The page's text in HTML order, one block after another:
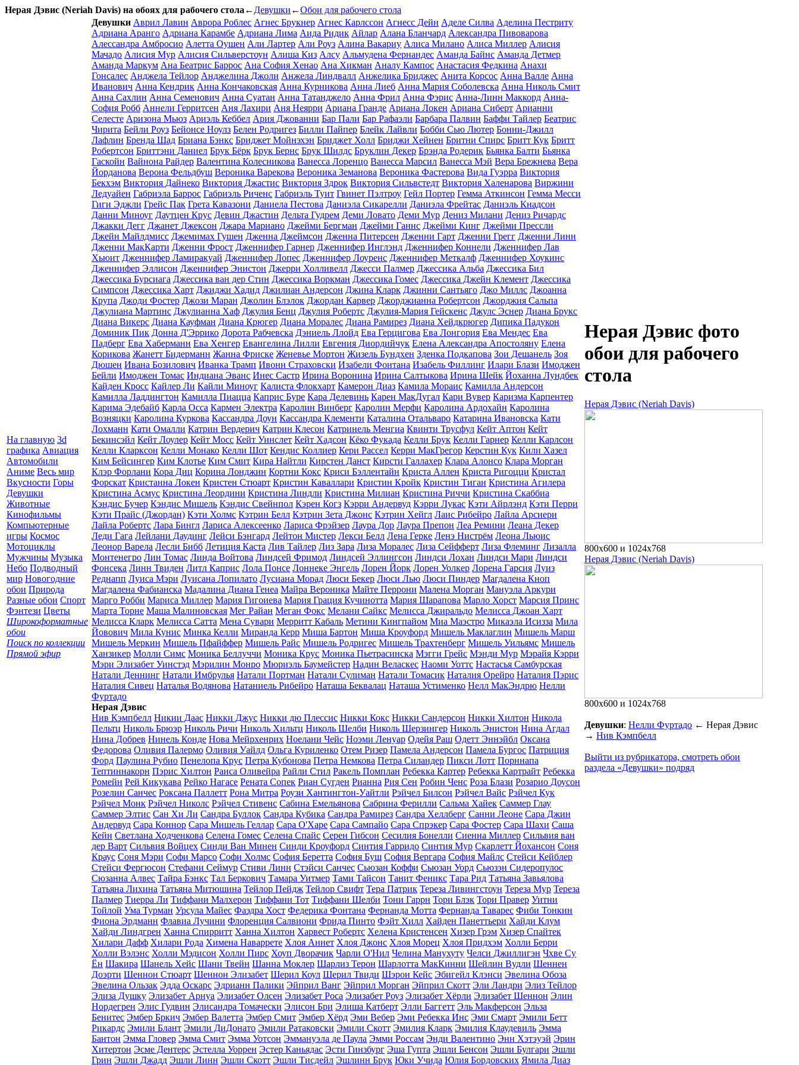
Нерая Дэвис (Neriah Davis) на обоях для рабочего стола ← Девушки ←Обои для рабочего стола
На главную 3d
графика Авиация
Автомобили
Аниме Весь мир
Вкусности Горы
Девушки
Животные
Кинофильмы
Компьютерные
игры Космос
Мотоциклы
Мужчины Музыка
Небо Подводный
мир Новогодние
обои Природа
Разные обои Спорт
Фэнтези Цветы
Широкоформатные
обои
Поиск по коллекции
Прямой эфир
Девушки Аврил Лавин Аврора Роблес Агнес Брукнер Агнес Карлссон Агнесс Дейн Аделе Силва Аделина Пестриту
Адриана Аранго Адриана Карамбе Адриана Лима Аида Ридик Айлар Алана Бланчард Александра Пивоварова
Алессандра Амбросио Алетта Оушен Али Лартер Али Роуз Алина Вакариу Алиса Милано Алиса Миллер Алисия
Мачадо Алисия Мур Алисия Сильверстоун Алиша Киз Алсу Альмудена Фернандес Аманда Байнс Аманда Детмер
Аманда Маркум Ана Беатрис Баррос Ана София Хенао Ана Хикман Аналу Кампос Анастасия Федкина Анахи
Гонсалес Анджела Тейлор Анджелина Джоли Анжела Линдвалл Анжелика Бриджес Анита Корсос Анна Валле Анна
Иванович Анна Кендрик Анна Кончаковская Анна Курникова Анна Лиеб Анна Мария Соболевска Анна Николь Смит
Анна Сахлин Анна Семенович Анна Суатан Анна Татанджело Анна Фрил Анна Фэрис Анна-Линн Маккорд Анна-
София Робб Аннели Герритсен Аня Лахири Аня Неярри Ариана Гранде Ариана Локен Ариана Сиберт Арианни
Селесте Аризона Мьюз Ариэль Кеббел Ария Джованни Бар Пали Бар Рафаэли Барбара Палвин Баффи Тайлер Беатрис
Чирита Бейли Роуз Бейонсе Ноулз Белен Родригез Билли Пайпер Блейк Лайвли Бобби Сью Лютер Бонни-Джилл
Лафлин Бренда Шад Бриана Бэнкс Бриджет Мойнэхэн Бриджет Холл Бриджи Хейнен Бритни Спирс Бритт Кук Бритт
Робертсон Бриттэни Даниел Брук Бёрк Брук Бернс Брук Шилдс Бруклин Декер Брэнда Родерик Бьянка Балти Бьянка
Гаскойн Вайнона Райдер Валентина Колесникова Ванесса Лоренцо Ванесса Марсил Ванесса Мэй Вера Брежнева Вера
Йорданова Верона Фельдбуш Вероника Варекова Вероника Земанова Вероника Фастерова Вида Гуэрра Виктория
Бекхэм Виктория Дайнеко Виктория Джастис Виктория Здрок Виктория Сильвстедт Виктория Халенарова Виржини
Ледуайен Габриэла Баррос Габриэль Риченс Габриэль Туит Гвинет Пэлтроу Гейл Портер Гемма Аткинсон Гемма Месси
Гиги Эджли Грейс Пак Грета Кавазони Даниела Пестова Даниэла Сикарелли Даниэла Фрейтас Даниэль Кнадсон
Данни Миноуг Даутцен Крус Девин Джастин Дельта Гудрем Деми Ловато Деми Мур Дениз Милани Дениз Ричардс
Джакки Дегг Джанет Джексон Джара Мариано Джейми Бергман Джейми Ганнс Джейми Кинг Джейми Прессли
Джейн Майлдмисс Джемимах Гушен Дженна Джеймсон Дженна Питерсен Дженни Гарт Дженни Грегг Дженни Линн
Дженни МакКарти Дженни Фрост Дженнифер Гарнер Дженнифер Инглэнд Дженнифер Коннели Дженнифер Лав
Хьюит Дженнифер Ламиракуай Дженнифер Лопес Дженнифер Лоуренс Дженнифер Меткалф Дженнифер Хоукинс
Дженнифер Эллисон Дженнифер Энистон Джерри Холливелл Джесси Палмер Джессика Альба Джессика Бил
Джессика Бурсиага Джессика ван дер Стин Джессика Воркман Джессика Гомес Джессика Джейн Клемент Джессика
Симпсон Джессика Харт Джиджи Хадид Джилиан Андерсон Джина Кларк Джинни Сантьяго Джо Миллс Джоанна
Крупа Джоди Фостер Джози Маран Джолин Блэлок Джордан Карвер Джорджианна Робертсон Джорджия Сальпа
Джулиана Мартинс Джулианна Хаф Джулия Бенц Джулия Робертс Джулия-Мария Гейскенс Джулс Эснер Диана Брукс
Диана Викерс Диана Кауфман Диана Крюгер Диана Моралес Диана Рамирез Диана Хейдкрюгер Дипика Падукон
Доминик Пик Донна Д'Эррико Дорота Рабчевска Дэниель Ллойд Ева Герцигова Ева Лонгория Ева Мендес Ева
Падберг Ева Хаберманн Ева Хенгер Евангелина Лилли Евгения Диордийчук Елена Александра Апостоляну Елена
Корикова Жанетт Бидерманн Жанна Фриске Женевье Мортон Жизель Бундхен Зденка Подкапова Зои Дешанель Зоя
Дюшен Ивана Бозилович Иванка Трамп Ивонн Страховски Изабели Фонтана Изабель Филлинг Илари Блази Имоджен
Бейли Имоджен Томас Индиана Эванс Инес Састр Ирина Воронина Ирина Салтыкова Ирина Шейк Йоханна Лундбек
Кайден Кросс Кайлер Ли Кайли Миноуг Калиста Флокхарт Камерон Диаз Камила Мораис Камилла Андерсон
Камилла Ладдингтон Камилла Пиацца Каприс Буре Кара Делевинь Карен МакДугал Кари Вувер Каризма Карпентер
Карима Эдебайб Карла Осса Кармен Электра Каролин Винберг Каролин Мерфи Каролина Ардохайн Каролина
Возняцки Каролина Куркова Кассандра Доун Кассандра Клементи Каталина Отальваро Катарина Ивановска Кати
Лохманн Кати Омалли Катрин Вердерич Катрин Клесон Катринель Менгиа Квинти Трусфул Кейт Аптон Кейт
Бекинсэйл Кейт Лоулер Кейт Мосс Кейт Уинслет Кейт Хадсон Кёко Фукада Келли Брук Келли Гарнер Келли Карлсон
Келли Кларксон Келли Монако Келли Шот Кендис Коллиер Кери Рассел Керри МакГрегор Керстин Кук Кили Хазел
Ким Бейсингер Ким Клотье Ким Смит Кира Найтли Кирстен Данст Кирсти Галлахер Клара Алонсо Клара Морган
Клэр Форлани Кора Диц Корина Лонджин Кортни Кокс Криси Бэллентайн Криста Аллен Криста Ригоцци Кристал
Форскат Кристанна Локен Кристен Стюарт Кристин Каваллари Кристин Кройк Кристин Тиган Кристина Агилера
Кристина Асмус Кристина Леордини Кристина Линдли Кристина Милиан Кристина Риччи Кристина Скаббиа
Кэндис Бучер Кэндис Мишель Кэндис Свейнпол Кэрен Когз Кэрри Андервуд Кэрри Лукас Кэти Айрлэнд Кэти Перри
Кэти Прайс (Джордан) Кэти Холмс Кэтрин Белл Кэтрин Зета Джонс Кэтрин Хейгл Лаис Рибейро Лайла Арсиери
Лайла Робертс Лара Бингл Лариса Алексеенко Лариса Фрэйзер Лаура Дор Лаура Препон Леа Ремини Леана Декер
Леди Гага Лейлани Даудинг Лейси Бэнгард Лейтон Мистер Лекси Белл Лена Герке Ленэ Нистрём Леона Льюис
Леонор Варела Лесли Бибб Летиция Каста Лив Тайлер Лиз Зара Лиза Моралес Лиза Сейфферт Лиза Флеминг Лизалла
Монтенегро Лин Томас Линда Войтова Линдсей Фримод Линдсей Эллингсон Линдси Лохан Линдси Мари Линдси
Фонсека Линн Твиден Литл Каприс Лола Понсе Лоннеке Энгель Лорен Йорк Лорен Уолкер Лорена Гарсия Луиз
Реднапп Луиса Мэри Луисана Лопилато Лусиана Морад Люси Бекер Люси Лью Люси Пиндер Магдалена Кноп
Магдалена Фабианска Мадалина Диана Генеа Майра Вероника Майте Перрони Малена Морган Мануэла Аркури
Марго Робби Мариса Миллер Мария Гигоиева Мария Грация Кучинотта Мария Шарапова Марло Хорст Марсия Принс
Марта Торне Маша Малиновская Мег Райан Меган Фокс Мелани Сайкс Мелисса Джиральдо Мелисса Джоан Харт
Мелисса Кларк Мелисса Сатта Мена Сувари Мерритт Кабаль Метини Кингпайом Миа Маэстро Микаэла Исизза Мила
Йовович Мила Кунис Минка Келли Миранда Керр Миша Бартон Миша Кроуфорд Мишель Маклаглин Мишель Марш
Мишель Меркин Мишель Пфайффер Мишель Райс Мишель Родригес Мишель Трахтенберг Мишель Уильямс Мишель
Ханзикер Молли Симс Моника Беллуччи Моника Крус Моника Пьетрасинска Мэгги Грейс Мэнди Мур Мэрайя Кэрри
Мэри Элизабет Уинстэд Мэрилин Монро Мюриэль Баумейстер Надин Веласкес Наоми Уоттс Настасья Самбурская
Натали Деннинг Натали Имбрулья Натали Портман Натали Сулиман Натали Томасик Наталия Орейро Наталия Пэрис
Наталия Сивец Наталья Водянова Натаниель Рибейро Наташа Беквалац Наташа Устименко Нелл МакЭндрю Нелли
Фуртадо
Нерая Дэвис
Нив Кэмпбелл Никии Даас Никки Джус Никки дю Плессис Никки Кокс Никки Сандерсон Никки Хилтон Никола
Пельтц Николь Брюэр Николь Ричи Николь Хильтц Николь Шелби Николь Шерзингер Николь Энистон Нина Агдал
Нина Добрев Нинель Конде Нова Мейрхенрих Ноелани Чейс Ноэми Ленуар Одейя Раш Одетт Эннэйбл Оксана
Федорова Оливия Палермо Оливия Уайлд Ольга Куриленко Отем Ризер Памела Андерсон Памела Бургос Патриция
Форд Паулина Рубио Пенелопа Крус Петра Кубонова Петра Немкова Петра Силандер Пикси Лотт Порннапа
Тептиннакорн Пэрис Хилтон Раиса Оливейра Райли Стил Ракель Помплан Ребекка Картер Ребекка Картрайт Ребекка
Ромейн Рей Кикукава Рейко Нагасе Рената Сопек Риан Сугден Рианна Рия Сен Робин Ченс Роза Блази Розарио Доусон
Розелин Санчес Роксана Паллетт Рона Митра Роузи Хантингтон-Уайтли Рэйчел Билсон Рэйчел Вайс Рэйчел Кук
Рэйчел Монк Рэйчел Николс Рэйчел Стивенс Сабина Емельянова Сабрина Ферилли Сальма Хайек Саммер Глау
Саммер Элтис Сан Хи Ли Сандра Буллок Сандра Кубика Сандра Рамирез Сандра Хеллберг Санни Леоне Сара Джин
Андервуд Сара Коннор Сара Мишель Геллар Сара О'Харе Сара Сампайо Сара Спрэкер Сара Фостер Сара Шахи Саша
Кейн Светлана Ходченкова Селена Гомес Селена Спайс Серен Гибсон Сесилия Бонелли Сиенна Миллер Сильвия ван
дер Варт Сильвия Войцех Синди Ван Минен Синди Кроуфорд Синтия Гарридо Синтия Мур Скарлетт Йохансон Соня
Краус Соня Мэри Софи Марсо Софи Холмс София Беретта София Буш София Вергара София Майлс Стейси Кейблер
Стейси Фергюсон Стефани Сеймур Стиви Линн Стэйси Санчес Сьюзан Коффи Сьюзан Уорд Сьюзэн Сидеропулос
Сюзанна Алвес Тайра Бэнкс Тал Беркович Тамара Уитмер Тами Тайсон Танит Феникс Тара Рид Татьяна Завьялова
Татьяна Лихина Татьяна Митюшина Тейлор Пейдж Тейлор Свифт Тера Патрик Тереза Ливингстоун Тереза Мур Тереза
Палмер Тиерра Ли Тиффани Малхерон Тиффани Тот Тиффани Шелби Тони Гаррн Тори Блэк Тори Правер Уитни
Тойлой Ума Турман Урсула Майес Фаэдра Хост Федерика Фонтана Фернанда Мотта Фернанда Таварес Фиби Тонкин
Фиона Эрдманн Флавиа Лучини Флоренция Салвиони Фрида Пинто Фэйт Хилл Хайден Панеттьери Хайди Клум
Хайди Линдгрен Ханна Спирритт Ханна Хилтон Харвест Робертс Хелена Кристенсен Хизер Грэм Хизер Спайтек
Хилари Дафф Хилари Рода Химена Наваррете Хлоя Аннет Хлоя Джонс Хлоя Морец Хлоя Придхэм Холли Берри
Холли Вэлэнс Холли Мэдисон Холли Пирс Хоуп Дворачик Чарли O'Нил Челина Манухуту Челси Джиллигэн Чхве Су
Ён Шакира Шанель Хейс Шани Твейн Шанна Моклер Шарлиз Терон Шарлотта МакКинни Шейлин Вудли Шеннен
Доэрти Шеннон Стюарт Шеннон Элизабет Шерил Коул Шерил Твиди Шэрон Кейс Эбигейл Клэнси Эвелина Обоза
Эвелина Ользак Эдда Оскарс Эдрианн Палики Эйприл Ванг Эйприл Морган Эйприл Скотт Эли Ландри Элиз Тейлор
Элиза Душку Элизабет Арнуа Элизабет Олсен Элизабет Роса Элизабет Роуз Элизабет Хёрли Элизабет Шеннон Элин
Нордегрен Элис Гудвин Элисандра Томачески Элисон Бри Элиша Катберт Элли Баггетт Эль Макферсон Эльза
Бенитес Эмбер Бркич Эмбер Валетта Эмбер Смит Эмбер Хёрд Эми Вебер Эми Ребекка Инс Эми Смарт Эмили Бетт
Рикардс Эмили Блант Эмили ДиДонато Эмили Ратаковски Эмили Скотт Эмилия Кларк Эмилия Клаудевиль Эмма
Бантон Эмма Гловер Эмма Смит Эмма Уотсон Эммануэла де Паула Эмми Россам Энди Валентино Энн Хэтэуэй Эрин
Хитертон Эсме Дентерс Эстелла Уоррен Эстер Каньядаc Эсти Гинзбург Эша Гупта Эшли Бенсон Эшли Булгари Эшли
Грин Эшли Джадд Эшли Линн Эшли Скотт Эшли Тисдейл Эшлинн Брук Юки Учида Юлия Бордовских Ямила Диаз
Нерая Дэвис фото
обои для рабочего
стола
Нерая Дэвис (Neriah Davis)
800x600 и 1024x768
Нерая Дэвис (Neriah Davis)
800x600 и 1024x768
Девушки: Нелли Фуртадо ← Нерая Дэвис
→ Нив Кэмпбелл
Выйти из рубрикатора, смотреть обои
раздела «Девушки» подряд